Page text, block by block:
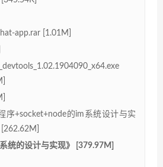
app.rar [1.01M]
序+socket+node的im系统设计与实
统的设计与实现》 [379.97M]